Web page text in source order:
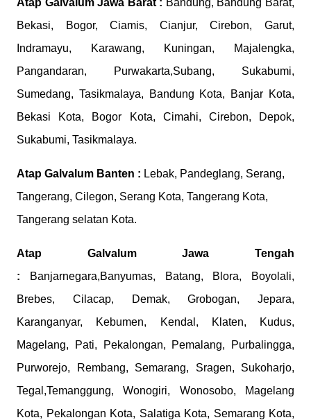
Atap GalvalumJawa Barat : Bandung, Bandung Barat,
Bekasi, Bogor, Ciamis, Cianjur, Cirebon, Garut,
Indramayu, Karawang, Kuningan, Majalengka,
Pangandaran, Purwakarta,Subang, Sukabumi,
Sumedang, Tasikmalaya, Bandung Kota, Banjar Kota,
Bekasi Kota, Bogor Kota, Cimahi, Cirebon, Depok,
Sukabumi, Tasikmalaya.
Atap Galvalum Banten : Lebak, Pandeglang, Serang,
Tangerang, Cilegon, Serang Kota, Tangerang Kota,
Tangerang selatan Kota.
Atap GalvalumJawa Tengah
:
Banjarnegara,Banyumas, Batang, Blora, Boyolali,
Brebes, Cilacap, Demak, Grobogan, Jepara,
Karanganyar, Kebumen, Kendal, Klaten, Kudus,
Magelang, Pati, Pekalongan, Pemalang, Purbalingga,
Purworejo, Rembang, Semarang, Sragen, Sukoharjo,
Tegal,Temanggung, Wonogiri, Wonosobo, Magelang
Kota, Pekalongan Kota, Salatiga Kota, Semarang Kota,